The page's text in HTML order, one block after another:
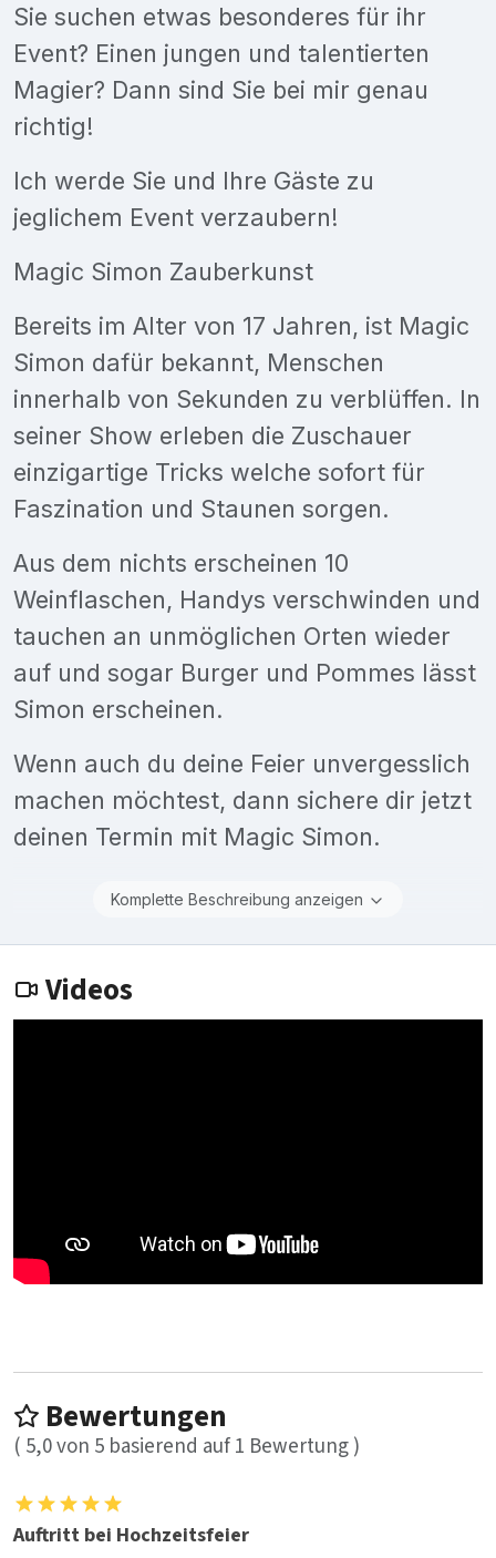
Sie suchen etwas besonderes für ihr
Event? Einen jungen und talentierten
Magier? Dann sind Sie bei mir genau
richtig!
Ich werde Sie und Ihre Gäste zu
jeglichem Event verzaubern!
Magic Simon Zauberkunst
Bereits im Alter von 17 Jahren, ist Magic
Simon dafür bekannt, Menschen
innerhalb von Sekunden zu verblüffen. In
seiner Show erleben die Zuschauer
einzigartige Tricks welche sofort für
Faszination und Staunen sorgen.
Aus dem nichts erscheinen 10
Weinflaschen, Handys verschwinden und
tauchen an unmöglichen Orten wieder
auf und sogar Burger und Pommes lässt
Simon erscheinen.
Wenn auch du deine Feier unvergesslich
machen möchtest, dann sichere dir jetzt
deinen Termin mit Magic Simon.
Komplette Beschreibung anzeigen
Videos
Bewertungen
( 5,0von 5 basierend auf1 Bewertung )
Auftritt bei Hochzeitsfeier